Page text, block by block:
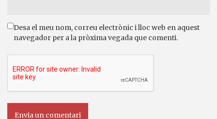
Desa el meu nom, correu electrònic i lloc web en aquest
navegador per a la pròxima vegada que comenti.